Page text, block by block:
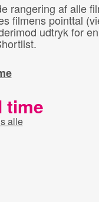
rangering af alle
filmens pointtal
udtryk for
time
alle